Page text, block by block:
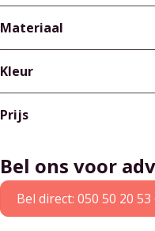
Materiaal
Kleur
Prijs
Bel ons voor
Bel direct: 050 50 20 53